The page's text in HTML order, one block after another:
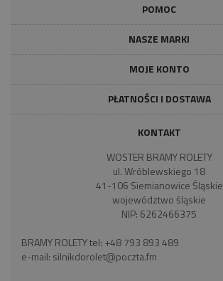
POMOC
NASZE MARKI
MOJE KONTO
PŁATNOŚCI I DOSTAWA
KONTAKT
WOSTER BRAMY ROLETY
ul. Wróblewskiego 18
41-106 Siemianowice Śląskie
województwo śląskie
NIP: 6262466375
BRAMY ROLETY tel: +48 793 893 489
e-mail: silnikdorolet@poczta.fm